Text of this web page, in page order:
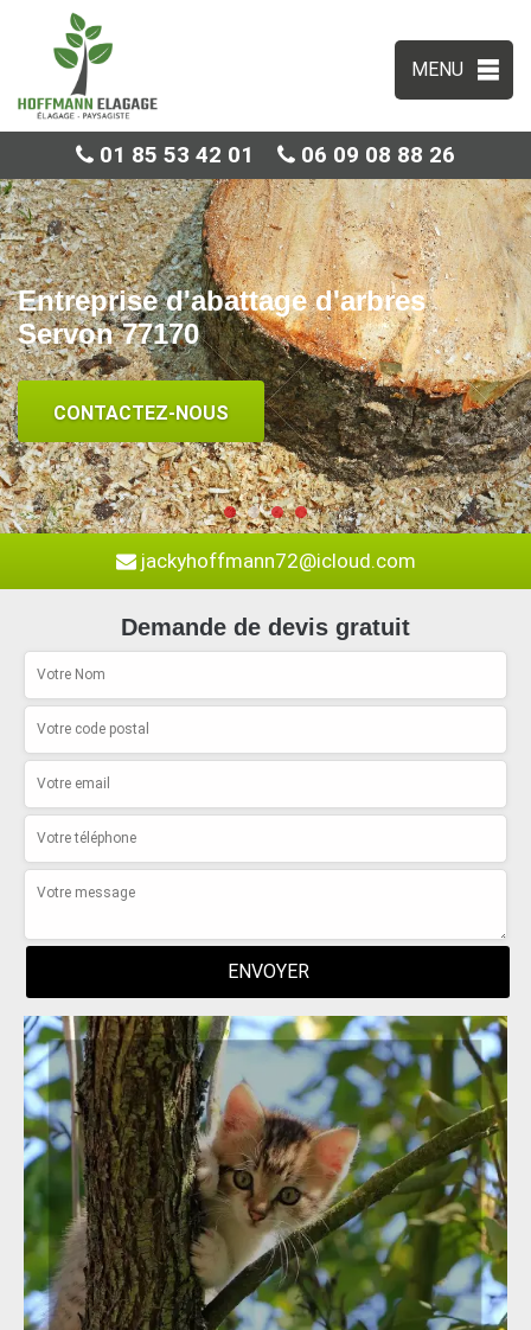
MENU
01 85 53 42 01 06 09 08 88 26
Entreprise d'abattage d'arbres
Servon 77170
CONTACTEZ-NOUS
jackyhoffmann72@icloud.com
Demande de devis gratuit